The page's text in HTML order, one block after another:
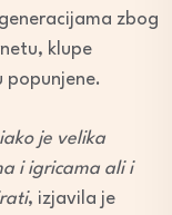
zbog
klupe
popunjene.
je velika
i igricama ali i
, izjavila je